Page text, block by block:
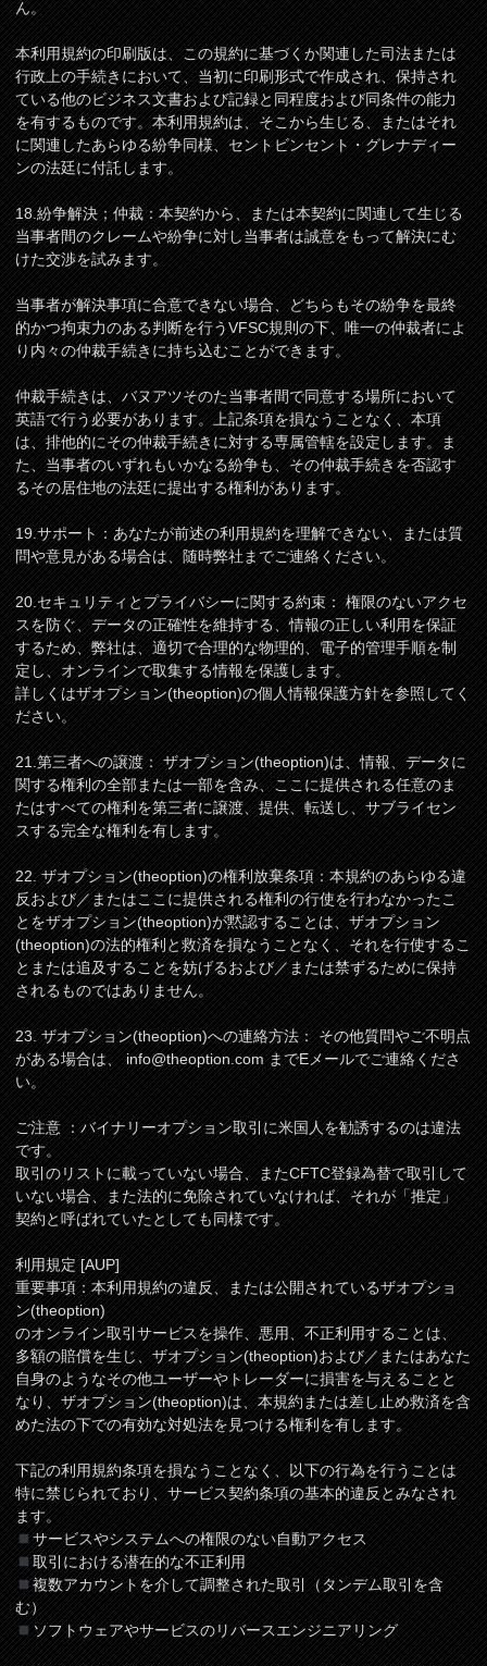
ん。
本利用規約の印刷版は、この規約に基づくか関連した司法または
行政上の手続きにおいて、当初に印刷形式で作成され、保持され
ている他のビジネス文書および記録と同程度および同条件の能力
を有するものです。本利用規約は、そこから生じる、またはそれ
に関連したあらゆる紛争同様、セントビンセント・グレナディー
ンの法廷に付託します。
18.紛争解決；仲裁：本契約から、または本契約に関連して生じる
当事者間のクレームや紛争に対し当事者は誠意をもって解決にむ
けた交渉を試みます。
当事者が解決事項に合意できない場合、どちらもその紛争を最終
的かつ拘束力のある判断を行うVFSC規則の下、唯一の仲裁者によ
り内々の仲裁手続きに持ち込むことができます。
仲裁手続きは、バヌアツそのた当事者間で同意する場所において
英語で行う必要があります。上記条項を損なうことなく、本項
は、排他的にその仲裁手続きに対する専属管轄を設定します。ま
た、当事者のいずれもいかなる紛争も、その仲裁手続きを否認す
るその居住地の法廷に提出する権利があります。
19.サポート：あなたが前述の利用規約を理解できない、または質
問や意見がある場合は、随時弊社までご連絡ください。
20.セキュリティとプライバシーに関する約束： 権限のないアクセ
スを防ぐ、データの正確性を維持する、情報の正しい利用を保証
するため、弊社は、適切で合理的な物理的、電子的管理手順を制
定し、オンラインで取集する情報を保護します。
詳しくはザオプション(theoption)の個人情報保護方針を参照してく
ださい。
21.第三者への譲渡： ザオプション(theoption)は、情報、データに
関する権利の全部または一部を含み、ここに提供される任意のま
たはすべての権利を第三者に譲渡、提供、転送し、サブライセン
スする完全な権利を有します。
22. ザオプション(theoption)の権利放棄条項：本規約のあらゆる違
反および／またはここに提供される権利の行使を行わなかったこ
とをザオプション(theoption)が黙認することは、ザオプション
(theoption)の法的権利と救済を損なうことなく、それを行使するこ
とまたは追及することを妨げるおよび／または禁ずるために保持
されるものではありません。
23. ザオプション(theoption)への連絡方法： その他質問やご不明点
がある場合は、info@theoption.comまでEメールでご連絡くださ
い。
ご注意 ：バイナリーオプション取引に米国人を勧誘するのは違法
です。
取引のリストに載っていない場合、またCFTC登録為替で取引して
いない場合、また法的に免除されていなければ、それが「推定」
契約と呼ばれていたとしても同様です。
利用規定 [AUP]
重要事項：本利用規約の違反、または公開されているザオプショ
ン(theoption)
のオンライン取引サービスを操作、悪用、不正利用することは、
多額の賠償を生じ、ザオプション(theoption)および／またはあなた
自身のようなその他ユーザーやトレーダーに損害を与えることと
なり、ザオプション(theoption)は、本規約または差し止め救済を含
めた法の下での有効な対処法を見つける権利を有します。
下記の利用規約条項を損なうことなく、以下の行為を行うことは
特に禁じられており、サービス契約条項の基本的違反とみなされ
ます。
サービスやシステムへの権限のない自動アクセス
取引における潜在的な不正利用
複数アカウントを介して調整された取引（タンデム取引を含
む）
ソフトウェアやサービスのリバースエンジニアリング